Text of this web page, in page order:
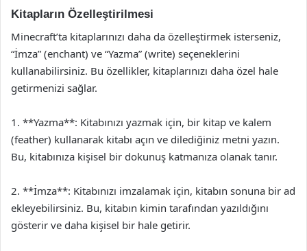
Kitapların Özelleştirilmesi
Minecraft’ta kitaplarınızı daha da özelleştirmek isterseniz,
“İmza” (enchant) ve “Yazma” (write) seçeneklerini
kullanabilirsiniz. Bu özellikler, kitaplarınızı daha özel hale
getirmenizi sağlar.
1. **Yazma**: Kitabınızı yazmak için, bir kitap ve kalem
(feather) kullanarak kitabı açın ve dilediğiniz metni yazın.
Bu, kitabınıza kişisel bir dokunuş katmanıza olanak tanır.
2. **İmza**: Kitabınızı imzalamak için, kitabın sonuna bir ad
ekleyebilirsiniz. Bu, kitabın kimin tarafından yazıldığını
gösterir ve daha kişisel bir hale getirir.